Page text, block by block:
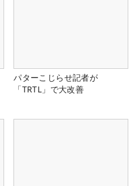
パターこじらせ記者が
「TRTL」で大改善